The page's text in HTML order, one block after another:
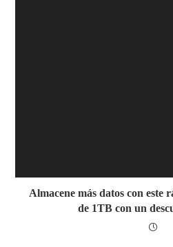
Almacene más datos con
de 1TB con un